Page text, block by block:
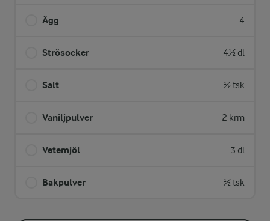
Ägg 4
Strösocker 4½ dl
Salt ½ tsk
Vaniljpulver 2 krm
Vetemjöl 3 dl
Bakpulver ½ tsk